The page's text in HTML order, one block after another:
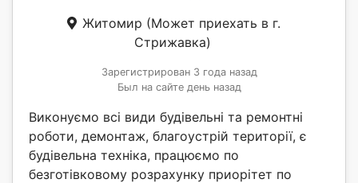
Житомир (Может приехать в г.
Стрижавка)
Зарегистрирован 3 года назад
Был на сайте день назад
Виконуємо всі види будівельні та ремонтні
роботи, демонтаж, благоустрій території, є
будівельна техніка, працюємо по
безготівковому розрахунку приорітет по